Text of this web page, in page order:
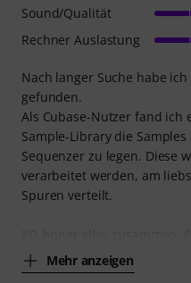
Nach langer Suche habe
gefunden.
Als Cubase-Nutzer fand
Sample-Library die
Sequenzer zu legen. Diese
verarbeitet werden, am
Spuren verteilt.
Mehr anzeigen
Sound/Qualität
Rechner Auslastung